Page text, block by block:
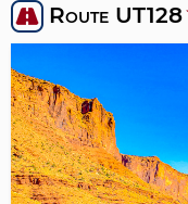
Route UT128